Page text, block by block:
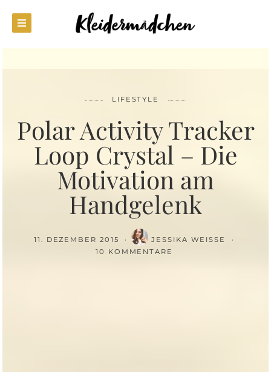
LIFESTYLE
Polar Activity Tracker
Loop Crystal – Die
Motivation am
Handgelenk
11. DEZEMBER 2015
JESSIKA WEISSE
10 KOMMENTARE